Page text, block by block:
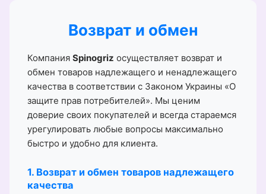
Возврат и обмен
Компания Spinogriz осуществляет возврат и
обмен товаров надлежащего и ненадлежащего
качества в соответствии с Законом Украины «О
защите прав потребителей». Мы ценим
доверие своих покупателей и всегда стараемся
урегулировать любые вопросы максимально
быстро и удобно для клиента.
1. Возврат и обмен товаров надлежащего
качества